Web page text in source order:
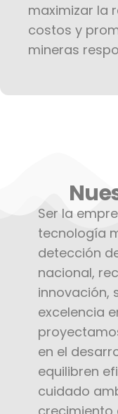
maximizar la
costos y
mineras
Ser la
tecnología
detección
nacional,
innovación,
excelencia
en el
equilibren
cuidado